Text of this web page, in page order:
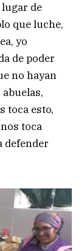
de
que luche,
yo
de poder
no hayan
toca esto,
toca
defender